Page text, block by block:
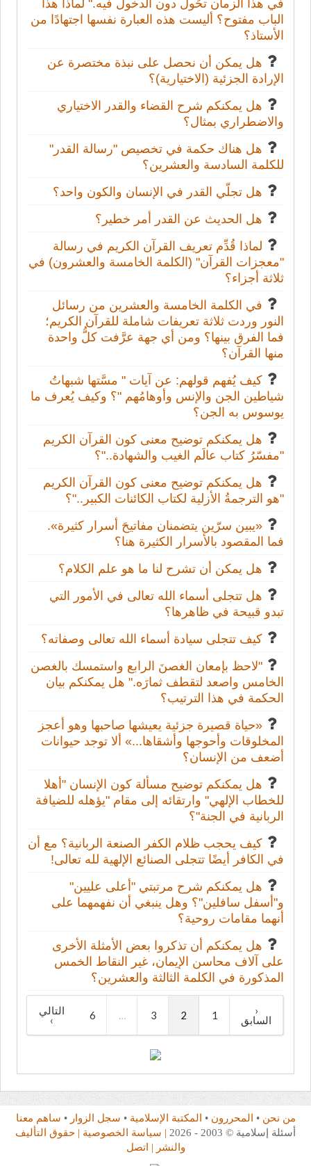
في هذا الزمان تحُول دون الدخول فيه." لماذا هذا
الباب مفتوح؟ أليست هذه العبارة نفسها اجتهادًا من
الأستاذ؟
هل يمكن أن نحصل على نبذة مختصرة عن
الإرادة الجزئية (الاختيارية)؟
هل يمكنكم شرح القضاء والقدر الاختياري
والاضطراري بمثال؟
هل هناك حكمة في تخصيص "رسالة القدر"
للكلمة السادسة والعشرين؟
هل تجلّي القدر في الإنسان والكون واحد؟
هل الحديث عن القدر أمر خطير؟
لماذا قُدِّم تعريف القرآن الكريم في رسالة
"معجزات القرآن" (الكلمة الخامسة والعشرون) في
ثلاثة أجزاء؟
في الكلمة الخامسة والعشرين من رسائل
النور وردت ثلاثة تعريفات شاملة للقرآن الكريم؛
فما الفرق بينها؟ ومن أي جهة عرَّفت كلُّ واحدة
منها القرآن؟
كيف يُفهم قولهم: عن آيات " مسَّتها شبهاتُ
شياطين الجن والإنس وأوهامُهم "؟ وكيف يُعرف ما
يوسوس به الجن؟
هل يمكنكم توضيح معنى كون القرآن الكريم
"مفسّرُ كتاب عالَم الغيب والشهادة.."؟
هل يمكنكم توضيح معنى كون القرآن الكريم
"هو الترجمةُ الأزلية لكتاب الكائنات الكبير.."؟
«يبين سرّين يتضمنان مفاتيحَ أسرار كثيرة».
فما المقصود بالأسرار الكثيرة هنا؟
هل يمكن أن تشرح لنا ما هو علم الكلام؟
هل تتجلى أسماء الله تعالى في الأمور التي
تبدو قبيحة في ظاهرها؟
كيف تتجلى سيادة أسماء الله تعالى وصفاته؟
"لاحظ بإمعان الغصنَ الرابع واستمسك بالغصن
الخامس واصعد لتقطف ثمارَه." هل يمكنكم بيان
الحكمة في هذا الترتيب؟
«حياة قصيرة جزئية يعيشها صاحبها وهو أعجز
المخلوقات وأحوجها وأشقاها...» ألا توجد حيوانات
أضعف من الإنسان؟
هل يمكنكم توضيح مسألة كون الإنسان "أهلا
للخطاب الإلهي" وارتقائه إلى مقام "يؤهله للضيافة
الربانية في الجنة"؟
كيف يحجب ظلام الكفر الصنعة الربانية؟ مع أن
في الكافر أيضًا تتجلى الصنائع الإلهية لله تعالى!
هل يمكنكم شرح مرتبتي "أعلى عليين"
و"أسفل سافلين"؟ وهل ينبغي أن نفهمهما على
أنهما مقامات روحية؟
هل يمكنكم أن تذكروا بعض الأمثلة الأخرى
على آلاف محاسن الإيمان، غير النقاط الخمس
المذكورة في الكلمة الثالثة والعشرين؟
‹
السابق 1
2
3
…
6 التالي
›
من نحن • المحررون • المكتبة الإسلامية • سجل الزوار • ساهم معنا
أسئلة إسلامية © 2003 - 2026
| سياسة الخصوصية | حقوق التأليف
والنشر | اتصل